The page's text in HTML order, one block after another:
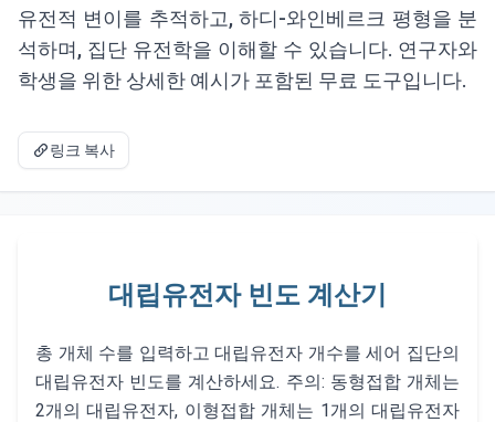
유전적 변이를 추적하고, 하디-와인베르크 평형을 분
석하며, 집단 유전학을 이해할 수 있습니다. 연구자와
학생을 위한 상세한 예시가 포함된 무료 도구입니다.
링크 복사
대립유전자 빈도 계산기
총 개체 수를 입력하고 대립유전자 개수를 세어 집단의
대립유전자 빈도를 계산하세요. 주의: 동형접합 개체는
2개의 대립유전자, 이형접합 개체는 1개의 대립유전자